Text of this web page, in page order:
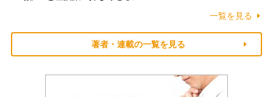
一覧を見る
著者・連載の一覧を見る